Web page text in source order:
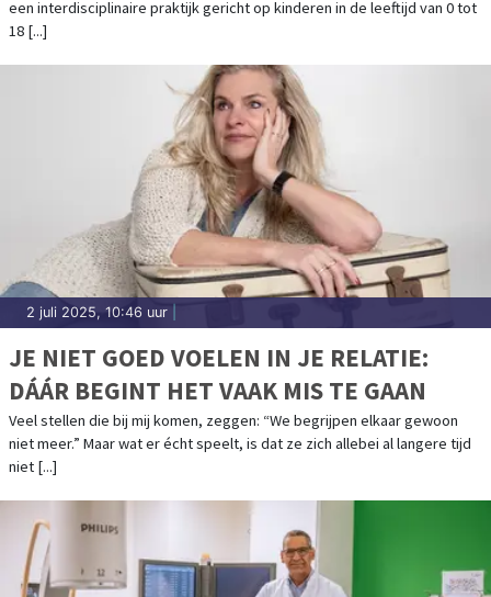
een interdisciplinaire praktijk gericht op kinderen in de leeftijd van 0 tot
18 [...]
2 juli 2025, 10:46 uur
JE NIET GOED VOELEN IN JE RELATIE:
DÁÁR BEGINT HET VAAK MIS TE GAAN
Veel stellen die bij mij komen, zeggen: “We begrijpen elkaar gewoon
niet meer.” Maar wat er écht speelt, is dat ze zich allebei al langere tijd
niet [...]